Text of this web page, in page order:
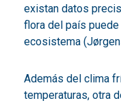
existan datos
flora del país
ecosistema
Además del clima
temperaturas, otra